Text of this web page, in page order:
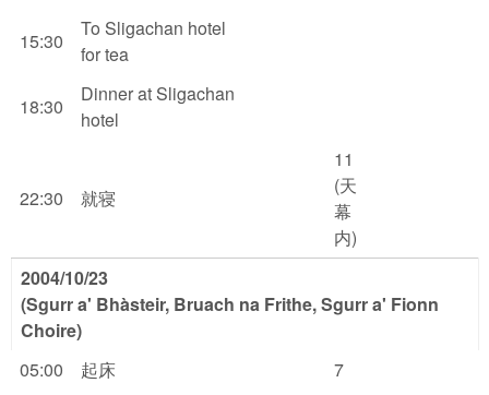
15:30
To Sligachan hotel
for tea
18:30
Dinner at Sligachan
hotel
22:30 就寝
11
(天
幕
内)
2004/10/23
(Sgurr a' Bhàsteir, Bruach na Frithe, Sgurr a' Fionn
Choire)
05:00
起床
7